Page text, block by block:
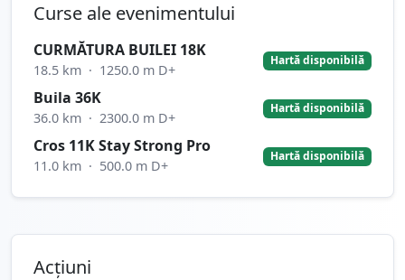
Curse ale evenimentului
CURMĂTURA BUILEI 18K
18.5 km · 1250.0 m D+
Hartă disponibilă
Buila 36K
36.0 km · 2300.0 m D+
Hartă disponibilă
Cros 11K Stay Strong Pro
11.0 km · 500.0 m D+
Hartă disponibilă
Acțiuni